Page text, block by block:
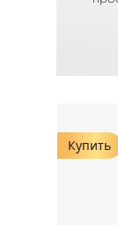
Купить